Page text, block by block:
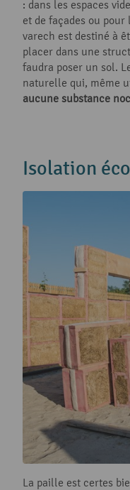
: dans les espaces
et de façades ou pour
varech est destiné à
placer dans une
faudra poser un sol.
naturelle qui, même
aucune substance
Isolation
La paille est certes